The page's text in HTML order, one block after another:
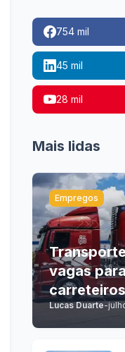
754 mil
45 mil
28 mil
Mais lidas
Empregos
vagas
Lucas Duarte-